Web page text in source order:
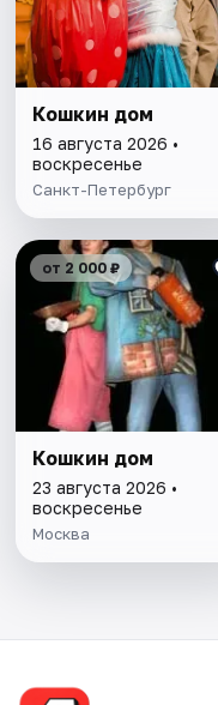
Кошкин дом
16 августа 2026 •
воскресенье
Санкт-Петербург
от 2 000 ₽
Кошкин дом
23 августа 2026 •
воскресенье
Москва